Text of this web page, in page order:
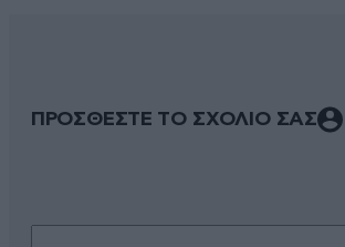
ΠΡΟΣΘΕΣΤΕ ΤΟ ΣΧΟΛΙΟ ΣΑΣ